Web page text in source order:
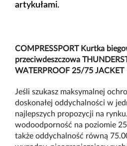
artykułami.
COMPRESSPORTKurtka
przeciwdeszczowa
WATERPROOF 25/75 JACKET
Jeśli szukasz maksymalnej
doskonałej oddychalności w
najlepszych propozycji na
wodoodporność na poziomie
także oddychalność równą